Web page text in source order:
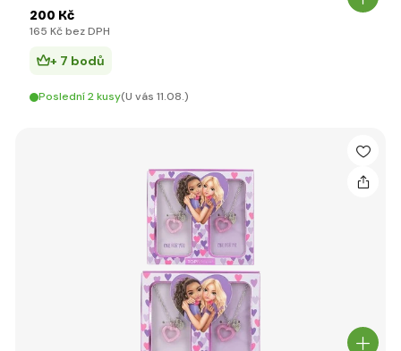
200 Kč
165 Kč bez DPH
+ 7 bodů
Poslední 2 kusy(U vás 11.08.)